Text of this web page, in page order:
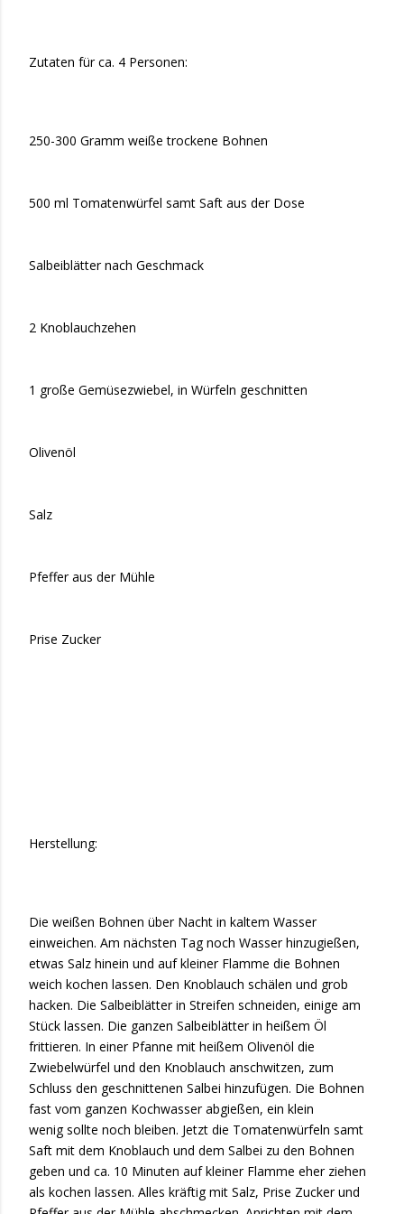
Zutaten für ca. 4 Personen:
250-300 Gramm weiße trockene Bohnen
500 ml Tomatenwürfel samt Saft aus der Dose
Salbeiblätter nach Geschmack
2 Knoblauchzehen
1 große Gemüsezwiebel, in Würfeln geschnitten
Olivenöl
Salz
Pfeffer aus der Mühle
Prise Zucker
Herstellung:
Die weißen Bohnen über Nacht in kaltem Wasser
einweichen. Am nächsten Tag noch Wasser hinzugießen,
etwas Salz hinein und auf kleiner Flamme die Bohnen
weich kochen lassen. Den Knoblauch schälen und grob
hacken. Die Salbeiblätter in Streifen schneiden, einige am
Stück lassen. Die ganzen Salbeiblätter in heißem Öl
frittieren. In einer Pfanne mit heißem Olivenöl die
Zwiebelwürfel und den Knoblauch anschwitzen, zum
Schluss den geschnittenen Salbei hinzufügen. Die Bohnen
fast vom ganzen Kochwasser abgießen, ein klein
wenig sollte noch bleiben. Jetzt die Tomatenwürfeln samt
Saft mit dem Knoblauch und dem Salbei zu den Bohnen
geben und ca. 10 Minuten auf kleiner Flamme eher ziehen
als kochen lassen. Alles kräftig mit Salz, Prise Zucker und